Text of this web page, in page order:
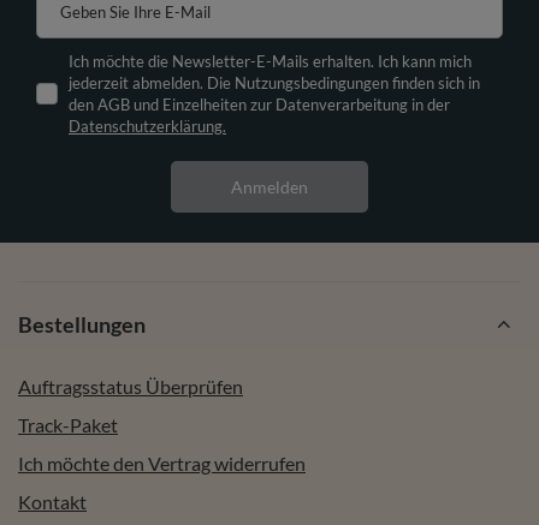
Geben Sie Ihre E-Mail
Ich möchte die Newsletter-E-Mails erhalten. Ich kann mich
jederzeit abmelden. Die Nutzungsbedingungen finden sich in
den AGB und Einzelheiten zur Datenverarbeitung in der
Datenschutzerklärung.
Anmelden
Bestellungen
Auftragsstatus Überprüfen
Track-Paket
Ich möchte den Vertrag widerrufen
Kontakt